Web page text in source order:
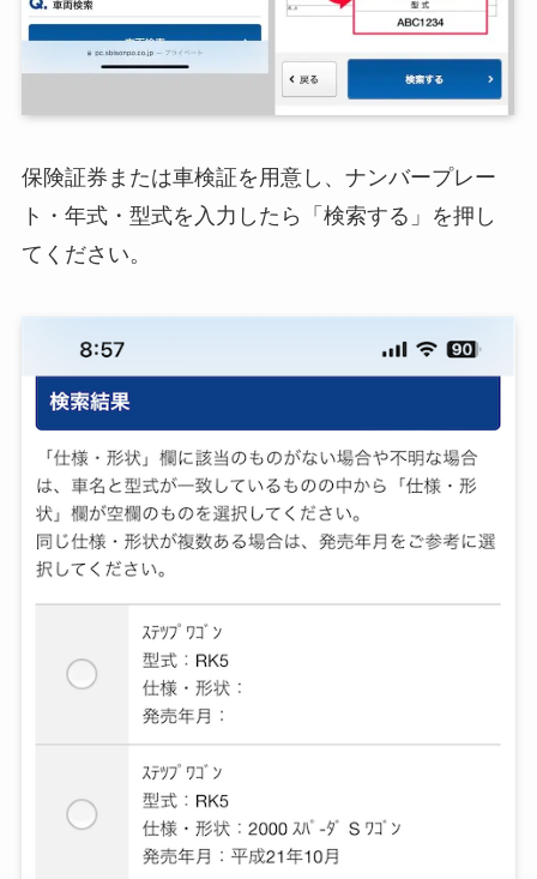
保険証券または車検証を用意し、ナンバープレー
ト・年式・型式を入力したら「検索する」を押し
てください。